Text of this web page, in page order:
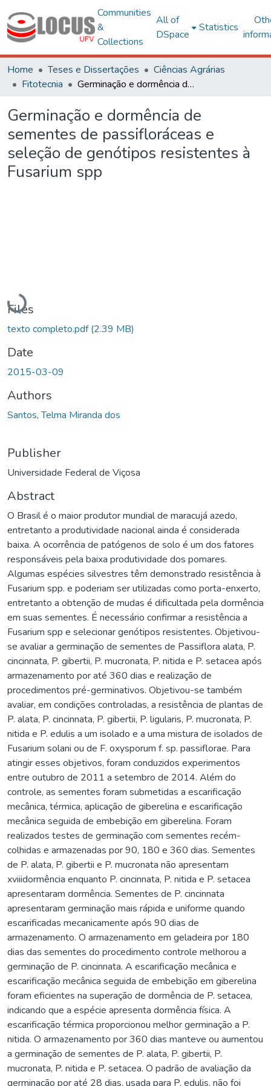
Communities
&
Collections
All of
DSpace
Statistics
Home Teses e Dissertações
Ciências Agrárias
Fitotecnia
Germinação e dormência de sementes de passifloráceas e seleção de genótipos resistentes à Fusarium spp
Germinação e dormência de
sementes de passifloráceas e
seleção de genótipos resistentes à
Fusarium spp
Loading...
Files
texto completo.pdf(2.39 MB)
Date
2015-03-09
Authors
Santos, Telma Miranda dos
Publisher
Universidade Federal de Viçosa
Abstract
O Brasil é o maior produtor mundial de maracujá azedo,
entretanto a produtividade nacional ainda é considerada
baixa. A ocorrência de patógenos de solo é um dos fatores
responsáveis pela baixa produtividade dos pomares.
Algumas espécies silvestres têm demonstrado resistência à
Fusarium spp. e poderiam ser utilizadas como porta-enxerto,
entretanto a obtenção de mudas é dificultada pela dormência
em suas sementes. É necessário confirmar a resistência a
Fusarium spp e selecionar genótipos resistentes. Objetivou-
se avaliar a germinação de sementes de Passiflora alata, P.
cincinnata, P. gibertii, P. mucronata, P. nitida e P. setacea após
armazenamento por até 360 dias e realização de
procedimentos pré-germinativos. Objetivou-se também
avaliar, em condições controladas, a resistência de plantas de
P. alata, P. cincinnata, P. gibertii, P. ligularis, P. mucronata, P.
nitida e P. edulis a um isolado e a uma mistura de isolados de
Fusarium solani ou de F. oxysporum f. sp. passiflorae. Para
atingir esses objetivos, foram conduzidos experimentos
entre outubro de 2011 a setembro de 2014. Além do
controle, as sementes foram submetidas a escarificação
mecânica, térmica, aplicação de giberelina e escarificação
mecânica seguida de embebição em giberelina. Foram
realizados testes de germinação com sementes recém-
colhidas e armazenadas por 90, 180 e 360 dias. Sementes
de P. alata, P. gibertii e P. mucronata não apresentam
xviiidormência enquanto P. cincinnata, P. nitida e P. setacea
apresentaram dormência. Sementes de P. cincinnata
apresentaram germinação mais rápida e uniforme quando
escarificadas mecanicamente após 90 dias de
armazenamento. O armazenamento em geladeira por 180
dias das sementes do procedimento controle melhorou a
germinação de P. cincinnata. A escarificação mecânica e
escarificação mecânica seguida de embebição em giberelina
foram eficientes na superação de dormência de P. setacea,
indicando que a espécie apresenta dormência física. A
escarificação térmica proporcionou melhor germinação a P.
nitida. O armazenamento por 360 dias manteve ou aumentou
a germinação de sementes de P. alata, P. gibertii, P.
mucronata, P. nitida e P. setacea. O padrão de avaliação da
germinação por até 28 dias, usada para P. edulis, não foi